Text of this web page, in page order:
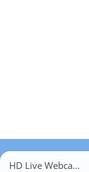
HD Live Webcams Rödemisfeld